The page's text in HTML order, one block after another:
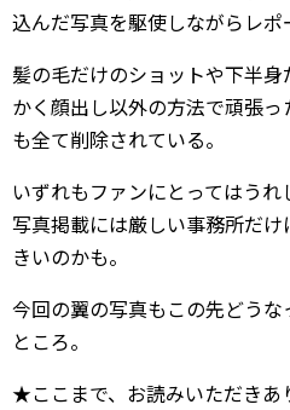
込んだ写真を駆使しながらレポ
髪の毛だけのショットや下半
かく顔出し以外の方法で頑張
も全て削除されている。
いずれもファンにとってはうれ
写真掲載には厳しい事務所だ
きいのかも。
今回の翼の写真もこの先どう
ところ。
★ここまで、お読みいただきあ